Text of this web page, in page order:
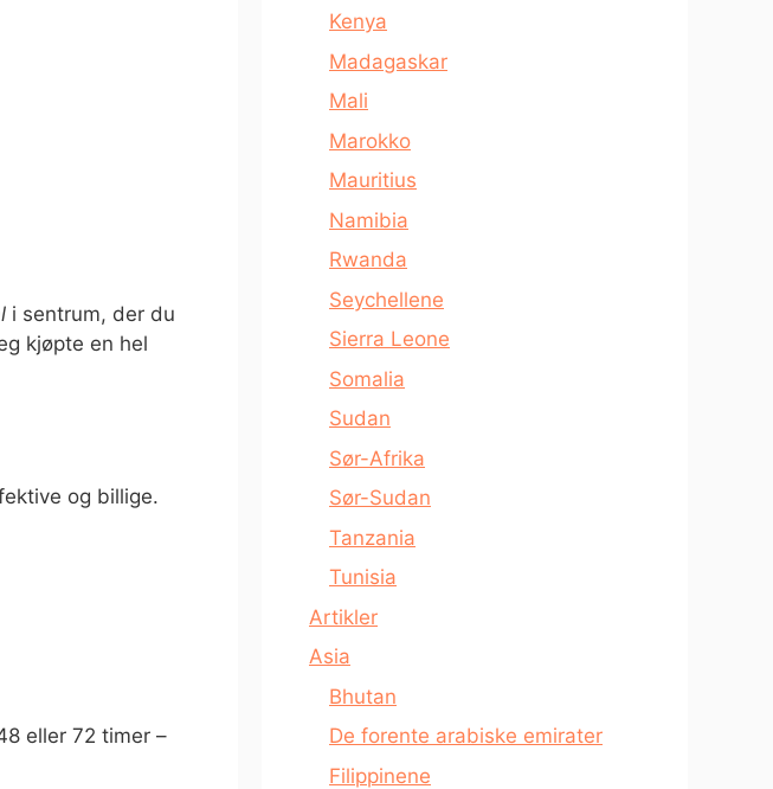
i sentrum, der du
kjøpte en hel
og billige.
eller 72 timer –
Kenya
Madagaskar
Mali
Marokko
Mauritius
Namibia
Rwanda
Seychellene
Sierra Leone
Somalia
Sudan
Sør-Afrika
Sør-Sudan
Tanzania
Tunisia
Artikler
Asia
Bhutan
De forente arabiske emirater
Filippinene